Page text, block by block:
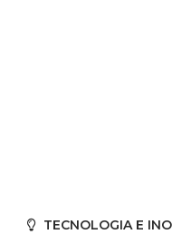
TECNOLOGIA E